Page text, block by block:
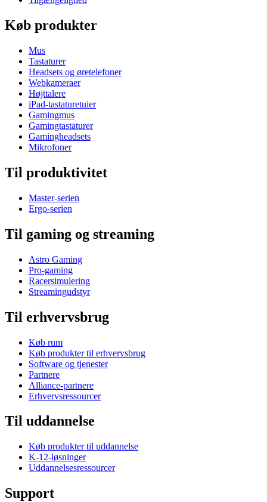
Køb produkter
Mus
Tastaturer
Headsets og øretelefoner
Webkameraer
Højttalere
iPad-tastaturetuier
Gamingmus
Gamingtastaturer
Gamingheadsets
Mikrofoner
Til produktivitet
Master-serien
Ergo-serien
Til gaming og streaming
Astro Gaming
Pro-gaming
Racersimulering
Streamingudstyr
Til erhvervsbrug
Køb rum
Køb produkter til erhvervsbrug
Software og tjenester
Partnere
Alliance-partnere
Erhvervsressourcer
Til uddannelse
Køb produkter til uddannelse
K-12-løsninger
Uddannelsesressourcer
Support